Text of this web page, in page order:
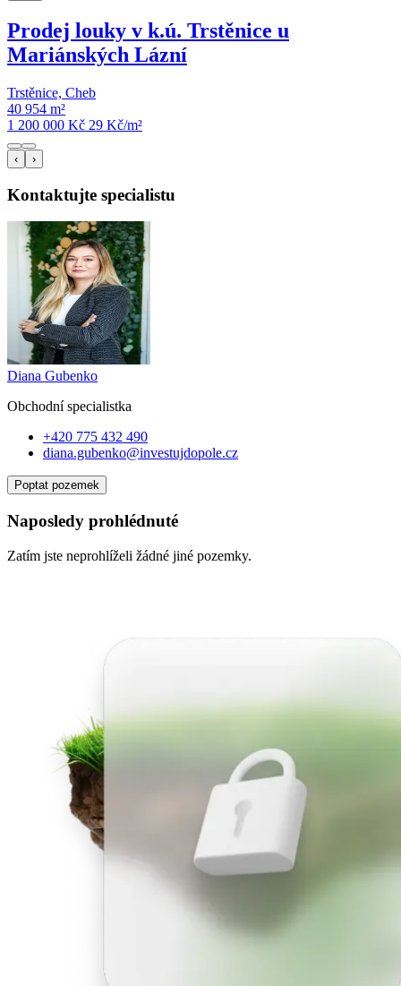
Prodej louky v k.ú. Trstěnice u
Mariánských Lázní
Trstěnice, Cheb
40 954 m²
1 200 000 Kč 29 Kč/m²
‹ ›
Kontaktujte specialistu
Diana Gubenko
Obchodní specialistka
+420 775 432 490
diana.gubenko@investujdopole.cz
Poptat pozemek
Naposledy prohlédnuté
Zatím jste neprohlíželi žádné jiné pozemky.